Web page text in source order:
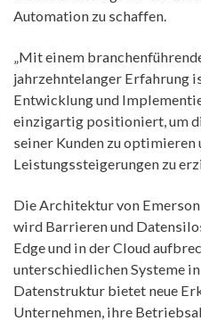
Automation zu schaffen.
„Mit einem
jahrzehntelanger Erfahrung
Entwicklung und
einzigartig positioniert, um
seiner Kunden zu optimieren
Leistungssteigerungen zu
Die Architektur von
wird Barrieren und
Edge und in der Cloud
unterschiedlichen Systeme
Datenstruktur bietet neue
Unternehmen, ihre